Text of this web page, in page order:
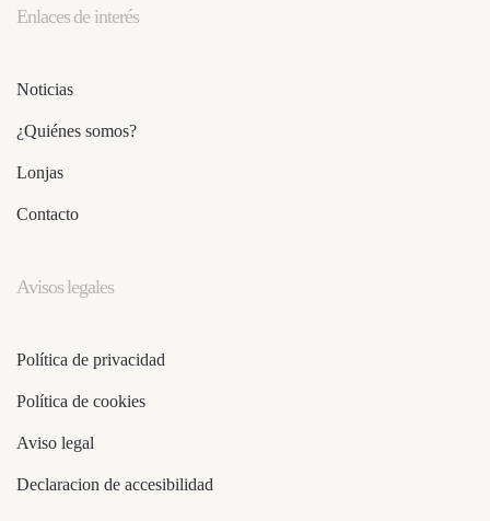
Enlaces de interés
Noticias
¿Quiénes somos?
Lonjas
Contacto
Avisos legales
Política de privacidad
Política de cookies
Aviso legal
Declaracion de accesibilidad